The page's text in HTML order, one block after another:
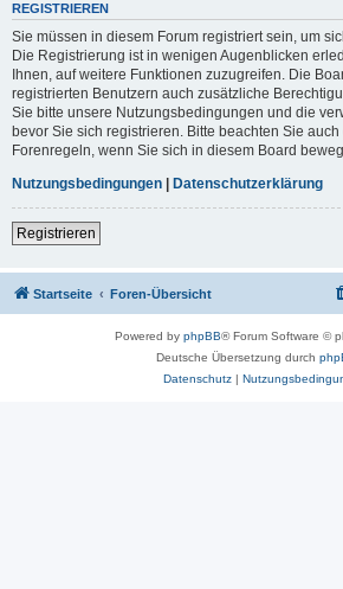
REGISTRIEREN
Sie müssen in diesem Forum registriert sein, um
Die Registrierung ist in wenigen Augenblicken
Ihnen, auf weitere Funktionen zuzugreifen. Die
registrierten Benutzern auch zusätzliche
Sie bitte unsere Nutzungsbedingungen und die
bevor Sie sich registrieren. Bitte beachten Sie
Forenregeln, wenn Sie sich in diesem Board
Nutzungsbedingungen | Datenschutzerklärung
Registrieren
Startseite Foren-Übersicht
Powered by phpBB® Forum Software ©
Deutsche Übersetzung durch
Datenschutz|